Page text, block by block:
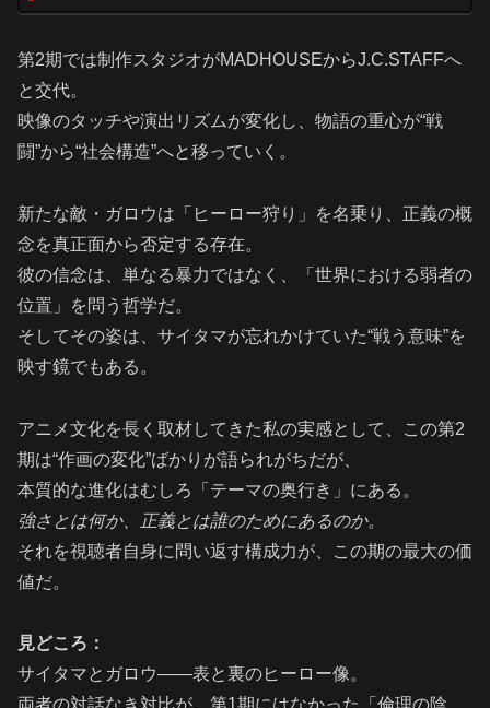
第2期では制作スタジオがMADHOUSEからJ.C.STAFFへ
と交代。
映像のタッチや演出リズムが変化し、物語の重心が“戦
闘”から“社会構造”へと移っていく。
新たな敵・ガロウは「ヒーロー狩り」を名乗り、正義の概
念を真正面から否定する存在。
彼の信念は、単なる暴力ではなく、「世界における弱者の
位置」を問う哲学だ。
そしてその姿は、サイタマが忘れかけていた“戦う意味”を
映す鏡でもある。
アニメ文化を長く取材してきた私の実感として、この第2
期は“作画の変化”ばかりが語られがちだが、
本質的な進化はむしろ「テーマの奥行き」にある。
強さとは何か、正義とは誰のためにあるのか。
それを視聴者自身に問い返す構成力が、この期の最大の価
値だ。
見どころ：
サイタマとガロウ――表と裏のヒーロー像。